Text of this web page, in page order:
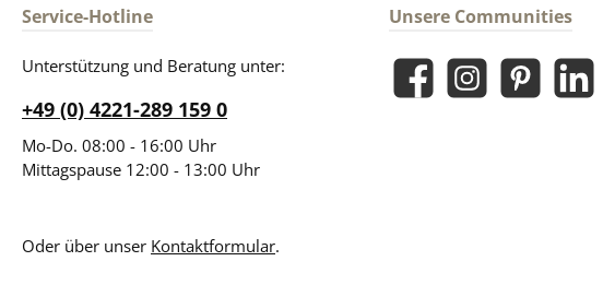
Service-Hotline
Unterstützung und Beratung unter:
+49 (0) 4221-289 159 0
Mo-Do. 08:00 - 16:00 Uhr
Mittagspause 12:00 - 13:00 Uhr
Oder über unser Kontaktformular.
Unsere Communities
FacebookInstagramPinterestLinkedIn